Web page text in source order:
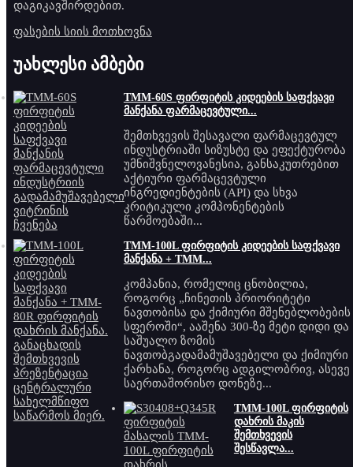
დაგიკავშირდებით.
ფასების სიის მოთხოვნა
უახლესი ამბები
TMM-60S ფირფიტის კიდეების საფქვავი
მანქანა ფარმაცევტული...
შემთხვევის შესავალი ფარმაცევტულ
ინდუსტრიაში სიზუსტე და ეფექტურობა
უმნიშვნელოვანესია, განსაკუთრებით
აქტიური ფარმაცევტული
ინგრედიენტების (API) და სხვა
კრიტიკული კომპონენტების
წარმოებაში...
TMM-100L ფირფიტის კიდეების საფქვავი
მანქანა + TMM...
კომპანია, რომელიც ცნობილია,
როგორც „ჩინეთის პრიორიტეტი
ნავთობისა და ქიმიური მშენებლობების
სფეროში“, ააშენა 300-ზე მეტი დიდი და
საშუალო ზომის
ნავთობგადამამუშავებელი და ქიმიური
ქარხანა, როგორც ადგილობრივ, ასევე
საერთაშორისო დონეზე...
TMM-100L ფირფიტის
დახრის მაკის
შემთხვევის
შესწავლა...